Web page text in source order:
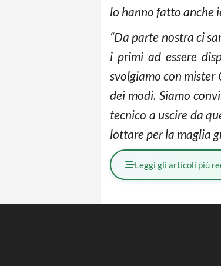
lo hanno fatto anche
“Da parte nostra ci
i primi ad essere
svolgiamo con
dei modi. Siamo
tecnico a uscire da
lottare per la maglia
Leggi gli articoli più